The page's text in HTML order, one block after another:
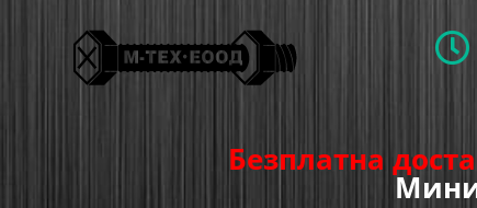

Безплатна